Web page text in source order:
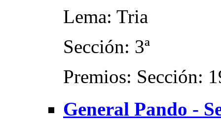
Lema: Tria
Sección: 3ª
Premios: Sección:
General Pando -